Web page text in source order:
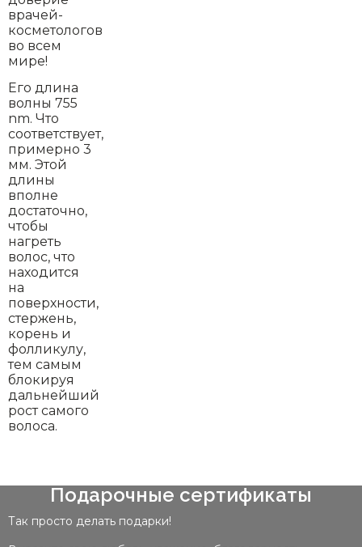
врачей-
косметологов
во всем
мире!
Его длина
волны 755
nm. Что
соответствует,
примерно 3
мм. Этой
длины
вполне
достаточно,
чтобы
нагреть
волос, что
находится
на
поверхности,
стержень,
корень и
фолликулу,
тем самым
блокируя
дальнейший
рост самого
волоса.
Подарочные сертификаты
Так просто делать подарки!